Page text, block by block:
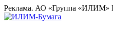
Реклама. АО «Группа «ИЛИМ»